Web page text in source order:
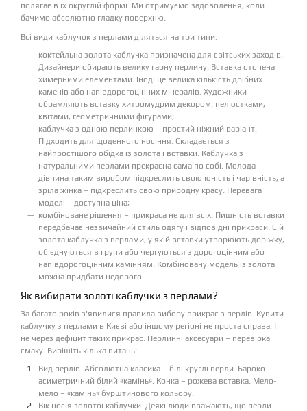
полягає в їх округлій формі. Ми отримуємо задоволення, коли
бачимо абсолютно гладку поверхню.
Всі види каблучок з перлами діляться на три типи:
коктейльна золота каблучка призначена для світських заходів.
Дизайнери обирають велику гарну перлину. Вставка оточена
химерними елементами. Іноді це велика кількість дрібних
каменів або напівдорогоцінних мінералів. Художники
обрамляють вставку хитромудрим декором: пелюстками,
квітами, геометричними фігурами;
каблучка з одною перлинкою – простий ніжний варіант.
Підходить для щоденного носіння. Складається з
найпростішого обідка із золота і вставки. Каблучка з
натуральними перлами прекрасна сама по собі. Молода
дівчина таким виробом підкреслить свою юність і чарівність, а
зріла жінка – підкреслить свою природну красу. Перевага
моделі – доступна ціна;
комбіноване рішення – прикраса не для всіх. Пишність вставки
передбачає незвичайний стиль одягу і відповідні прикраси. Є й
золота каблучка з перлами, у якій вставки утворюють доріжку,
об'єднуються в групи або чергуються з дорогоцінним або
напівдорогоцінним камінням. Комбіновану модель із золота
можна придбати недорого.
Як вибирати золоті каблучки з перлами?
За багато років з'явилися правила вибору прикрас з перлів. Купити
каблучку з перлами в Києві або іншому регіоні не проста справа. І
не через дефіцит таких прикрас. Перлинні аксесуари – перевірка
смаку. Вирішіть кілька питань:
Вид перлів. Абсолютна класика – білі круглі перли. Бароко –
асиметричний білий «камінь». Конка – рожева вставка. Мело-
мело – «камінь» бурштинового кольору.
Вік носія золотої каблучки. Деякі люди вважають, що перли –